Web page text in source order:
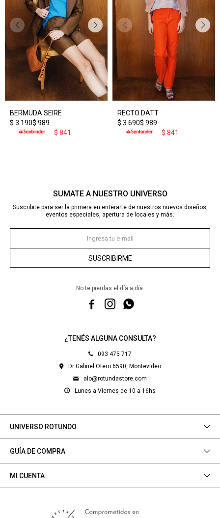
BERMUDA SEIRE
$ 989
$3.190
$ 841
RECTO DATT
$ 989
$3.690
$ 841
¿TENÉS ALGUNA CONSULTA?
093 475 717
Dr Gabriel Otero 6590, Montevideo
alo@rotundastore.com
Lunes a Viernes de 10 a 16hs
UNIVERSO ROTUNDO
GUÍA DE COMPRA
MI CUENTA
SUMATE A NUESTRO UNIVERSO
Suscribite para ser la primera en enterarte de nuestros nuevos diseños,
eventos especiales, apertura de locales y más.
SUSCRIBIRME
No te pierdas el día a día.
  